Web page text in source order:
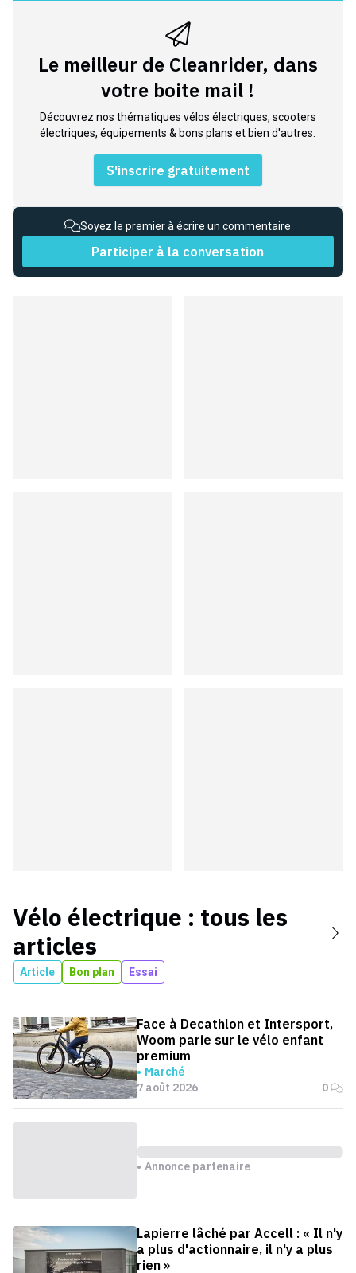
Le meilleur de Cleanrider, dans
votre boite mail !
Découvrez nos thématiques vélos électriques, scooters
électriques, équipements & bons plans et bien d'autres.
S'inscrire gratuitement
Soyez le premier à écrire un commentaire
Participer à la conversation
Vélo électrique : tous les
articles
Article Bon plan Essai
Face à Decathlon et Intersport,
Woom parie sur le vélo enfant
premium
Marché
7 août 2026
0
Annonce partenaire
Lapierre lâché par Accell : « Il n'y
a plus d'actionnaire, il n'y a plus
rien »